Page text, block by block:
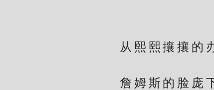
从熙熙攘攘的办
詹姆斯的脸庞下